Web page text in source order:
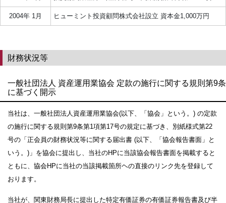
2004年 1月 ヒューミント投資顧問株式会社設立 資本金1,000万円
財務状況等
一般社団法人 資産運用業協会 定款の施行に関する規則第9条
に基づく開示
当社は、一般社団法人資産運用業協会(以下、「協会」という。) の定款
の施行に関する規則第9条第1項第17号の規定に基づき、別紙様式第22
号の「正会員の財務状況等に関する届出書 (以下、「協会報告書面」と
いう。)」を協会に提出し、当社のHPに当該協会報告書面を掲載すると
ともに、協会HPに当社の当該掲載箇所ヘの直接のリンク先を登録して
おります。
当社が、関東財務局長に提出した特定有価証券の有価証券報告書及び半